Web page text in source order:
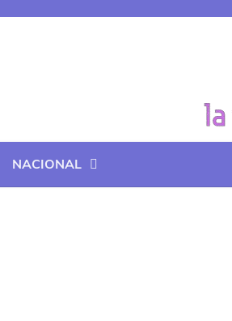
NACIONAL